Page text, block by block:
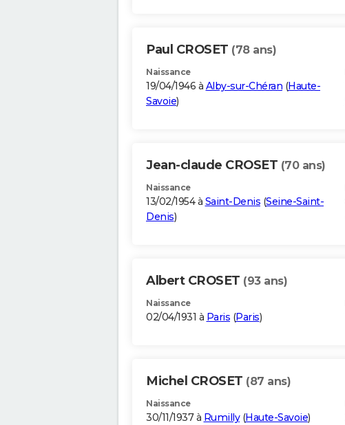
Paul CROSET (78 ans)
Naissance
19/04/1946 à Alby-sur-Chéran (Haute-
Savoie)
Jean-claude CROSET (70 ans)
Naissance
13/02/1954 à Saint-Denis (Seine-Saint-
Denis)
Albert CROSET (93 ans)
Naissance
02/04/1931 à Paris (Paris)
Michel CROSET (87 ans)
Naissance
30/11/1937 à Rumilly(Haute-Savoie)